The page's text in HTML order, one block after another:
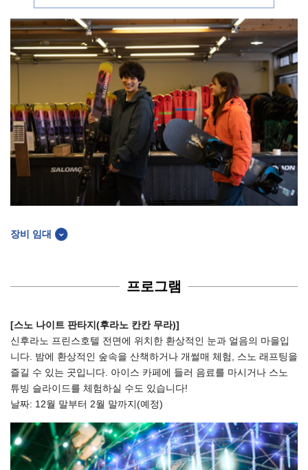
장비 임대
프로그램
[스노 나이트 판타지(후라노 칸칸 무라)]
신후라노 프린스호텔 전면에 위치한 환상적인 눈과 얼음의 마을입
니다. 밤에 환상적인 숲속을 산책하거나 개썰매 체험, 스노 래프팅을
즐길 수 있는 곳입니다. 아이스 카페에 들러 음료를 마시거나 스노
튜빙 슬라이드를 체험하실 수도 있습니다!
날짜: 12월 말부터 2월 말까지(예정)